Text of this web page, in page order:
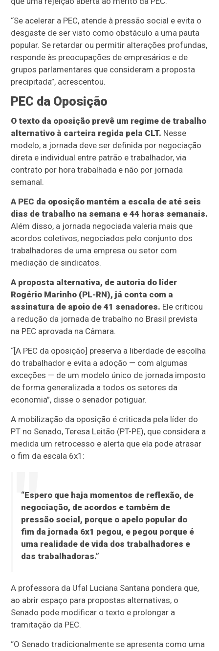
“Se acelerar a PEC, atende à pressão social e evita o
desgaste de ser visto como obstáculo a uma pauta
popular. Se retardar ou permitir alterações profundas,
responde às preocupações de empresários e de
grupos parlamentares que consideram a proposta
precipitada”, acrescentou.
PEC da Oposição
O texto da oposição prevê um regime de trabalho
alternativo à carteira regida pela CLT. Nesse
modelo, a jornada deve ser definida por negociação
direta e individual entre patrão e trabalhador, via
contrato por hora trabalhada e não por jornada
semanal.
A PEC da oposição mantém a escala de até seis
dias de trabalho na semana e 44 horas semanais.
Além disso, a jornada negociada valeria mais que
acordos coletivos, negociados pelo conjunto dos
trabalhadores de uma empresa ou setor com
mediação de sindicatos.
A proposta alternativa, de autoria do líder
Rogério Marinho (PL-RN), já conta com a
assinatura de apoio de 41 senadores. Ele criticou
a redução da jornada de trabalho no Brasil prevista
na PEC aprovada na Câmara.
“[A PEC da oposição] preserva a liberdade de escolha
do trabalhador e evita a adoção — com algumas
exceções — de um modelo único de jornada imposto
de forma generalizada a todos os setores da
economia”, disse o senador potiguar.
A mobilização da oposição é criticada pela líder do
PT no Senado, Teresa Leitão (PT-PE), que considera a
medida um retrocesso e alerta que ela pode atrasar
o fim da escala 6x1:
“Espero que haja momentos de reflexão, de
negociação, de acordos e também de
pressão social, porque o apelo popular do
fim da jornada 6x1 pegou, e pegou porque é
uma realidade de vida dos trabalhadores e
das trabalhadoras.”
A professora da Ufal Luciana Santana pondera que,
ao abrir espaço para propostas alternativas, o
Senado pode modificar o texto e prolongar a
tramitação da PEC.
“O Senado tradicionalmente se apresenta como uma